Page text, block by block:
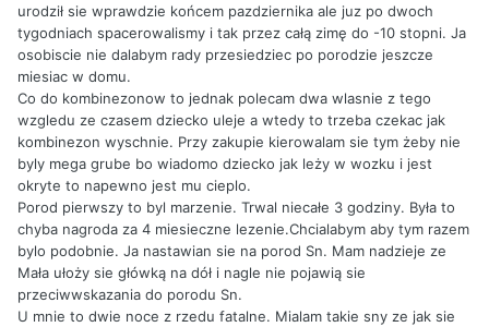
urodził sie wprawdzie końcem pazdziernika ale juz po dwoch
tygodniach spacerowalismy i tak przez całą zimę do -10 stopni. Ja
osobiscie nie dalabym rady przesiedziec po porodzie jeszcze
miesiac w domu.
Co do kombinezonow to jednak polecam dwa wlasnie z tego
wzgledu ze czasem dziecko uleje a wtedy to trzeba czekac jak
kombinezon wyschnie. Przy zakupie kierowalam sie tym żeby nie
byly mega grube bo wiadomo dziecko jak leży w wozku i jest
okryte to napewno jest mu cieplo.
Porod pierwszy to byl marzenie. Trwal niecałe 3 godziny. Była to
chyba nagroda za 4 miesieczne lezenie.Chcialabym aby tym razem
bylo podobnie. Ja nastawian sie na porod Sn. Mam nadzieje ze
Mała ułoży sie główką na dół i nagle nie pojawią sie
przeciwwskazania do porodu Sn.
U mnie to dwie noce z rzedu fatalne. Mialam takie sny ze jak sie